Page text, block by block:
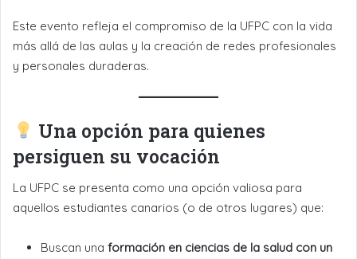
Este evento refleja el compromiso de la UFPC con la vida
más allá de las aulas y la creación de redes profesionales
y personales duraderas.
Una opción para quienes
persiguen su vocación
La UFPC se presenta como una opción valiosa para
aquellos estudiantes canarios (o de otros lugares) que:
Buscan una formación en ciencias de la salud con un